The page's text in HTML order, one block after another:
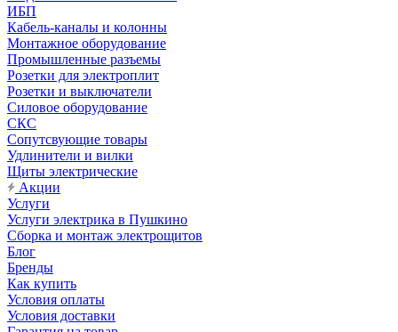
ИБП
Кабель-каналы и колонны
Монтажное оборудование
Промышленные разъемы
Розетки для электроплит
Розетки и выключатели
Силовое оборудование
СКС
Сопутсвующие товары
Удлинители и вилки
Щиты электрические
Акции
Услуги
Услуги электрика в Пушкино
Сборка и монтаж электрощитов
Блог
Бренды
Как купить
Условия оплаты
Условия доставки